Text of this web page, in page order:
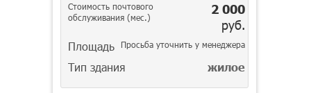
Стоимость почтового
обслуживания (мес.)
2 000
руб.
Площадь Просьба уточнить у менеджера
Тип здания жилое